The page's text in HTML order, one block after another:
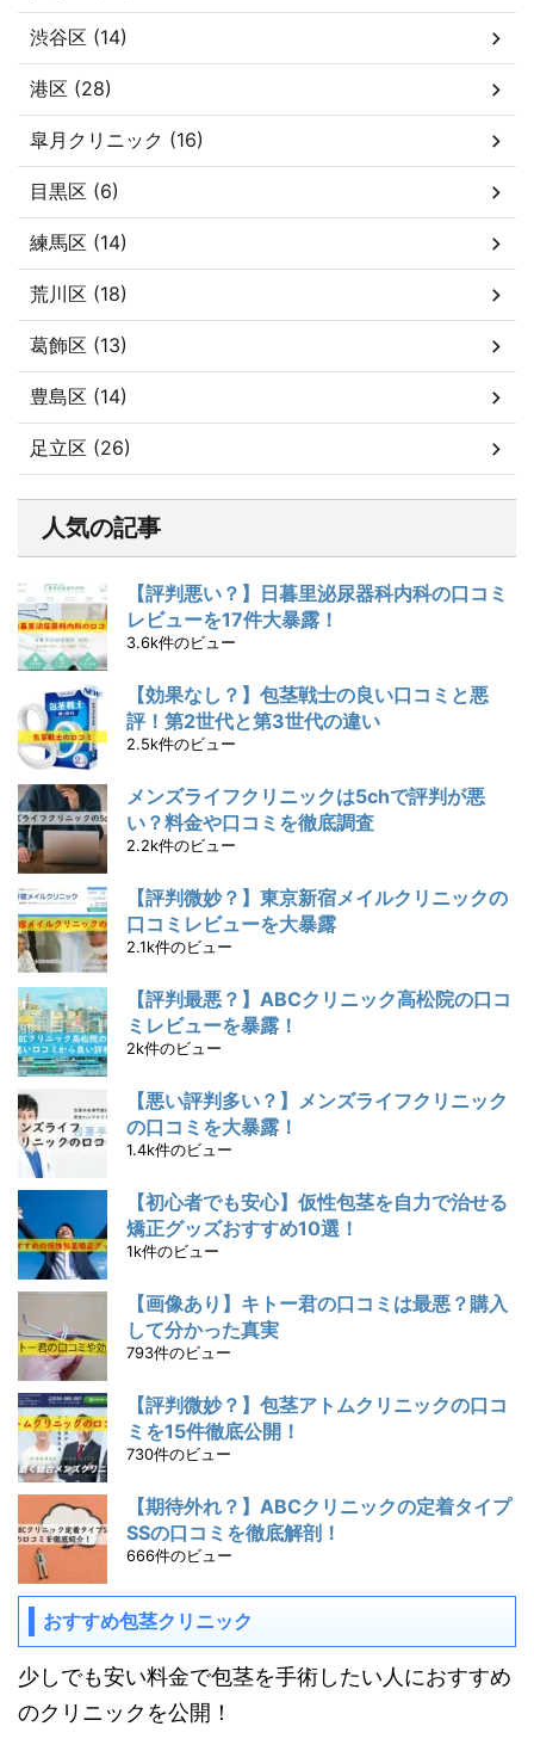
渋谷区 (14)
港区 (28)
皐月クリニック (16)
目黒区 (6)
練馬区 (14)
荒川区 (18)
葛飾区 (13)
豊島区 (14)
足立区 (26)
人気の記事
【評判悪い？】日暮里泌尿器科内科の口コミ
レビューを17件大暴露！
3.6k件のビュー
【効果なし？】包茎戦士の良い口コミと悪
評！第2世代と第3世代の違い
2.5k件のビュー
メンズライフクリニックは5chで評判が悪
い？料金や口コミを徹底調査
2.2k件のビュー
【評判微妙？】東京新宿メイルクリニックの
口コミレビューを大暴露
2.1k件のビュー
【評判最悪？】ABCクリニック高松院の口コ
ミレビューを暴露！
2k件のビュー
【悪い評判多い？】メンズライフクリニック
の口コミを大暴露！
1.4k件のビュー
【初心者でも安心】仮性包茎を自力で治せる
矯正グッズおすすめ10選！
1k件のビュー
【画像あり】キトー君の口コミは最悪？購入
して分かった真実
793件のビュー
【評判微妙？】包茎アトムクリニックの口コ
ミを15件徹底公開！
730件のビュー
【期待外れ？】ABCクリニックの定着タイプ
SSの口コミを徹底解剖！
666件のビュー
おすすめ包茎クリニック
少しでも安い料金で包茎を手術したい人におすすめ
のクリニックを公開！